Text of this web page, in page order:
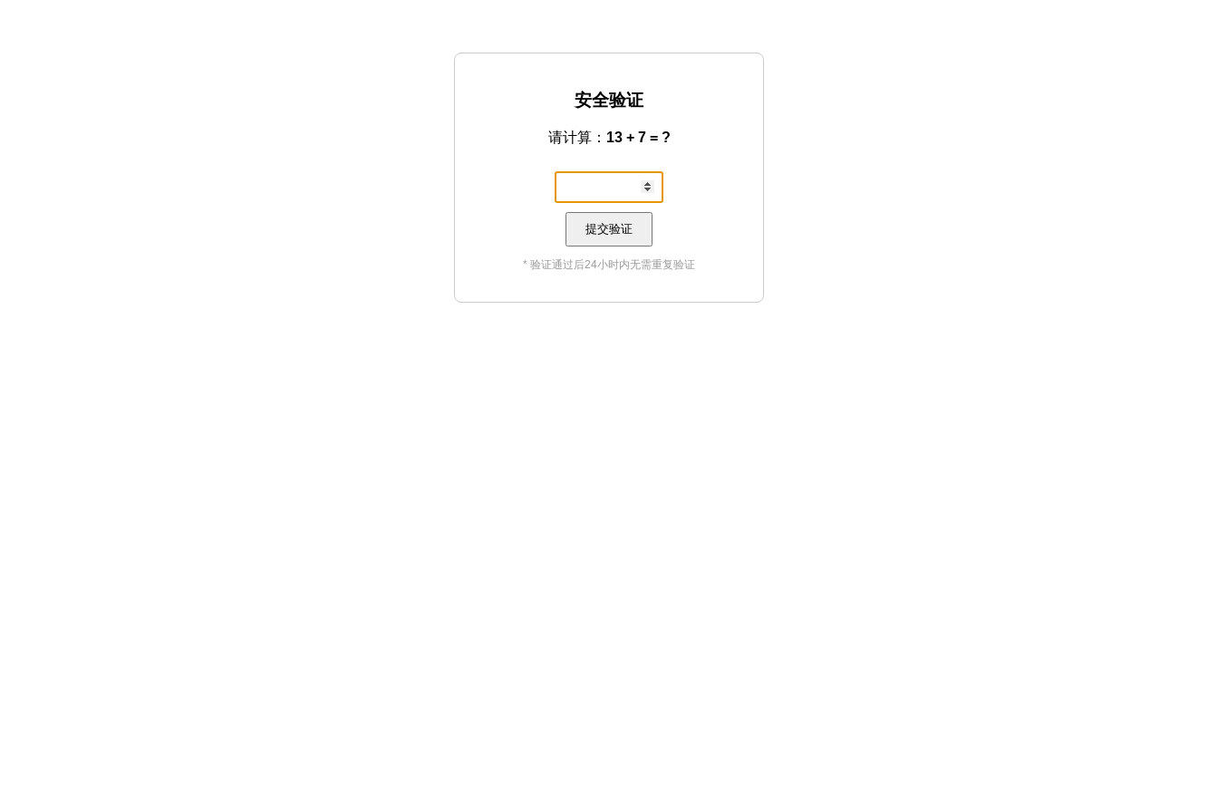
安全验证
请计算： 13 + 7 = ?
提交验证
* 验证通过后24小时内无需重复验证